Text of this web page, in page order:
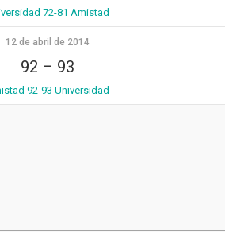
72-81 Amistad
12 de abril de 2014
92 – 93
92-93 Universidad